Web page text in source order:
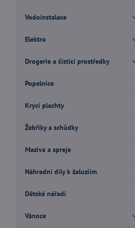
Vodoinstalace
Elektro
Drogerie a čistící prostředky
Popelnice
Krycí plachty
Žebříky a schůdky
Maziva a spreje
Náhradní díly k žaluziím
Dětské nářadí
Vánoce